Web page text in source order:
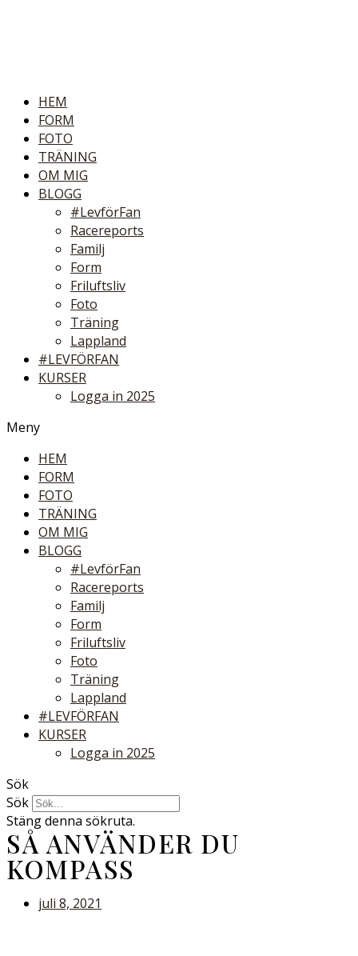
HEM
FORM
FOTO
TRÄNING
OM MIG
BLOGG
#LevförFan
Racereports
Familj
Form
Friluftsliv
Foto
Träning
Lappland
#LEVFÖRFAN
KURSER
Logga in 2025
Meny
HEM
FORM
FOTO
TRÄNING
OM MIG
BLOGG
#LevförFan
Racereports
Familj
Form
Friluftsliv
Foto
Träning
Lappland
#LEVFÖRFAN
KURSER
Logga in 2025
Sök
Sök
Stäng denna sökruta.
SÅ ANVÄNDER DU
KOMPASS
juli 8, 2021